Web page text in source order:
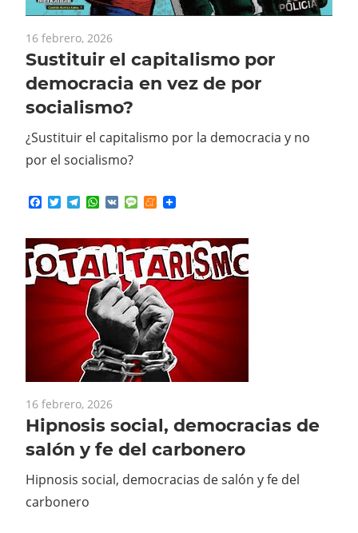
16 febrero, 2026
Sustituir el capitalismo por
democracia en vez de por
socialismo?
¿Sustituir el capitalismo por la democracia y no
por el socialismo?
Facebook
TwitterTelegram
WhatsApp
VK MessageMeneame
16 febrero, 2026
Hipnosis social, democracias de
salón y fe del carbonero
Hipnosis social, democracias de salón y fe del
carbonero